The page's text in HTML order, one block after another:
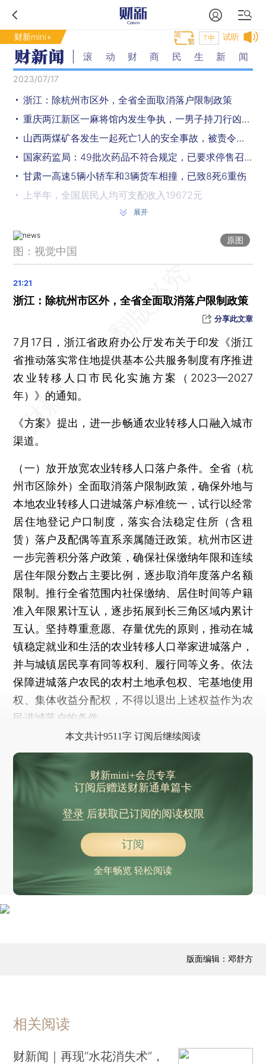
财新mini+ 试听
T中
滚动财商民生新闻
2023/07/17
浙江：除杭州市区外，全省全面取消落户限制政策
重庆两江新区一麻将馆内发生争执，一男子持刀行凶致1死1伤
山西两煤矿各发生一起死亡1人的安全事故，被责令停产整顿
国家药监局：49批次药品不符合规定，已要求停售召回
甘肃一高速5辆小轿车和3辆货车相撞，已致8死6重伤
上半年，全国居民人均可支配收入19672元
江苏盐城一烧烤店发生煤气罐爆炸事故，致1死1伤
6月青年失业率升至21.3%新高，7月或继续升高
上半年GDP同比增长5.5%，二季度增速不及预期
阿联酋今夏气温首次突破50摄氏度
台风“泰利”预计今夜登陆我国，数条河流或发生超警洪水
世界气象组织：高温天气或将持续至8月份
晨读荐闻（国内、国际、市场消息25条）
富力地产被申请破产重整 十余家百强房企同命相怜
国美2022年亏损近200亿元 未清偿到期债务161亿元
电竞首入亚运会 腾讯称行业可持续需规范化、标准化
美FTC调查OpenAI 公司回应称配合调查
展开
原图
图：视觉中国
浙江：除杭州市区外，全省全面取消落户限制政策
分享此文章
7月17日，浙江省政府办公厅发布关于印发《浙江
省推动落实常住地提供基本公共服务制度有序推进
农业转移人口市民化实施方案（2023—2027
年）》的通知。
《方案》提出，进一步畅通农业转移人口融入城市
渠道。
（一）放开放宽农业转移人口落户条件。全省（杭
州市区除外）全面取消落户限制政策，确保外地与
本地农业转移人口进城落户标准统一，试行以经常
居住地登记户口制度，落实合法稳定住所（含租
赁）落户及配偶等直系亲属随迁政策。杭州市区进
一步完善积分落户政策，确保社保缴纳年限和连续
居住年限分数占主要比例，逐步取消年度落户名额
限制。推行全省范围内社保缴纳、居住时间等户籍
准入年限累计互认，逐步拓展到长三角区域内累计
互认。坚持尊重意愿、存量优先的原则，推动在城
镇稳定就业和生活的农业转移人口举家进城落户，
并与城镇居民享有同等权利、履行同等义务。依法
保障进城落户农民的农村土地承包权、宅基地使用
权、集体收益分配权，不得以退出上述权益作为农
民进城落户的条件。
本文共计9511字 订阅后继续阅读
财新mini+会员专享
订阅后赠送财新通单篇卡
登录后获取已订阅的阅读权限
订阅
全年畅览 轻松阅读
版面编辑：邓舒方
相关阅读
财新闻｜再现“水花消失术”，